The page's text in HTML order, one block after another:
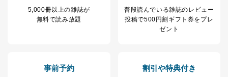
託・提供する場合、その業務に必要な範囲で委託・提
供先企業に個人情報を開示することがあります。
委託・提供先企業は具体的には以下のような企業です
告配信サービス会社
提供先：出版社、出版物発売元、卸売会社、販売
5,000冊以上の雑誌が
無料で読み放題
普段読んでいる雑誌のレビュー
投稿で500円割ギフト券をプレ
ゼント
事前予約 割引や特典付き